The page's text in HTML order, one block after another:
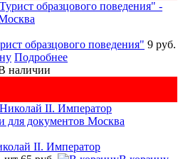
образцового поведения" 9 руб.
Подробнее
наличии
II. Император